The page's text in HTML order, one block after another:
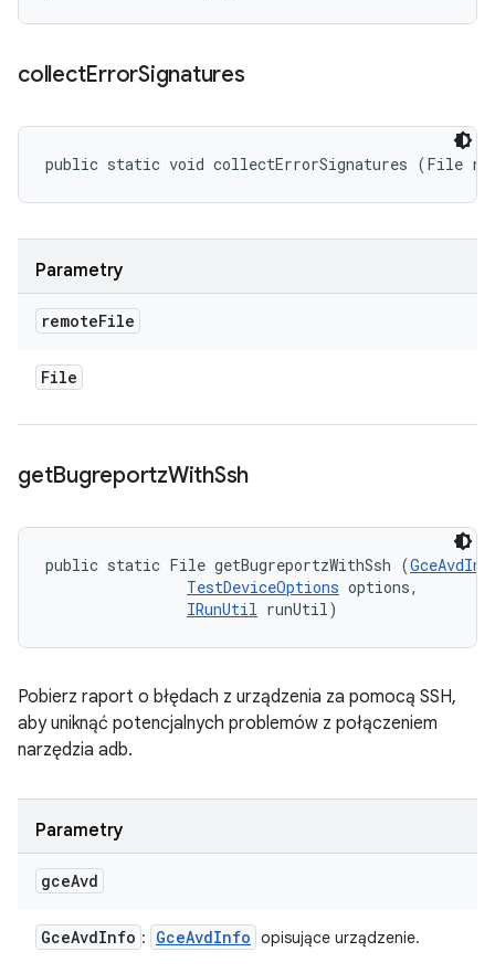
collectErrorSignatures
public static void collectErrorSignatures (File
Parametry
remoteFile
File
getBugreportzWithSsh
public static File getBugreportzWithSsh (
TestDeviceOptions options,
IRunUtil runUtil)
Pobierz raport o błędach z urządzenia za pomocą SSH,
aby uniknąć potencjalnych problemów z połączeniem
narzędzia adb.
Parametry
gceAvd
GceAvdInfo : GceAvdInfo opisujące urządzenie.